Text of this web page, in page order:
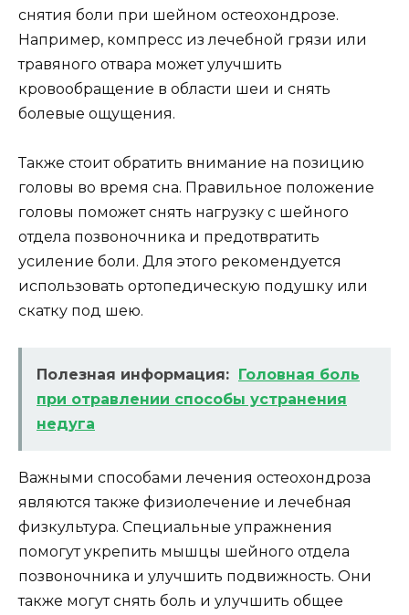
снятия боли при шейном остеохондрозе.
Например, компресс из лечебной грязи или
травяного отвара может улучшить
кровообращение в области шеи и снять
болевые ощущения.
Также стоит обратить внимание на позицию
головы во время сна. Правильное положение
головы поможет снять нагрузку с шейного
отдела позвоночника и предотвратить
усиление боли. Для этого рекомендуется
использовать ортопедическую подушку или
скатку под шею.
Полезная информация: Головная боль
при отравлении способы устранения
недуга
Важными способами лечения остеохондроза
являются также физиолечение и лечебная
физкультура. Специальные упражнения
помогут укрепить мышцы шейного отдела
позвоночника и улучшить подвижность. Они
также могут снять боль и улучшить общее